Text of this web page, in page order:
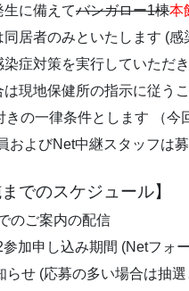
生に備えてバンガロー1棟本
同居者のみといたします (
染症対策を実行していただ
は現地保健所の指示に従う
きの一律条件とします （今
およびNet中継スタッフは
でのスケジュール】
のご案内の配信
加申し込み期間 (Netフォ
らせ (応募の多い場合は抽